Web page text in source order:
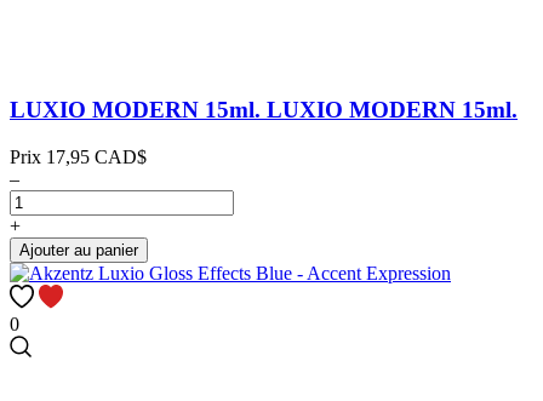
LUXIO MODERN 15ml. LUXIO MODERN 15ml.
Prix 17,95 CAD$
–
+
Ajouter au panier
0